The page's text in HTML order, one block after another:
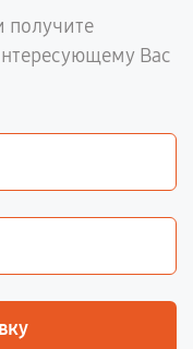
получите
Вас